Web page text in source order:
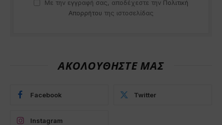
Με την εγγραφή σας, αποδέχεστε την Πολιτική
Απορρήτου της ιστοσελίδας
ΑΚΟΛΟΥΘΗΣΤΕ ΜΑΣ
Facebook Twitter
Instagram